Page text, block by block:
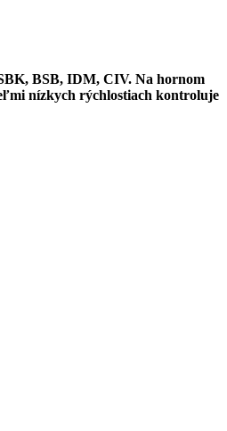
BSB, IDM, CIV. Na hornom
nízkych rýchlostiach kontroluje